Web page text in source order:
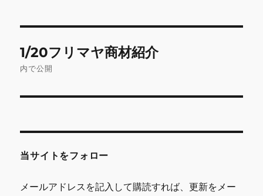
稿
ゲ
ー
シ
1/20フリマヤ商材紹介
内で公開
当サイトをフォロー
メールアドレスを記入して購読すれば、更新をメー